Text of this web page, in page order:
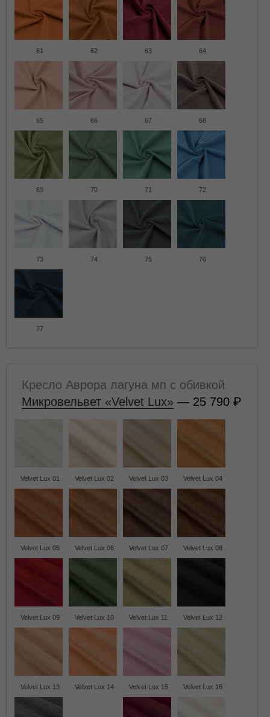
61 62 63 64
65 66 67 68
69 70 71 72
73 74 75 76
77
Кресло Аврора лагуна мп с обивкой
Микровельвет «Velvet Lux» — 25 790
Velvet Lux 01 Velvet Lux 02 Velvet Lux 03 Velvet Lux 04
Velvet Lux 05 Velvet Lux 06 Velvet Lux 07 Velvet Lux 08
Velvet Lux 09 Velvet Lux 10 Velvet Lux 11 Velvet Lux 12
Velvet Lux 13 Velvet Lux 14 Velvet Lux 15 Velvet Lux 16